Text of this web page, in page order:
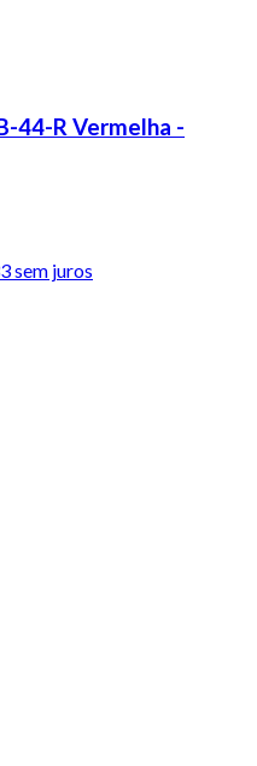
44-R Vermelha -
sem juros